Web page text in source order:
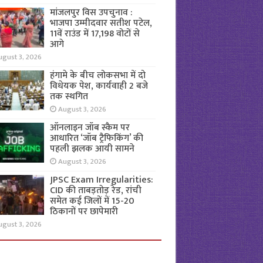
मांजलपुर विस उपचुनाव :
भाजपा उम्मीदवार सतीश पटेल,
11वें राउंड में 17,198 वोटों से
आगे
3, 2026
हंगामे के बीच लोकसभा में दो
विधेयक पेश, कार्यवाही 2 बजे
तक स्थगित
August 3, 2026
ऑनलाइन जॉब स्कैम पर
आधारित ‘जॉब ट्रैफिकिंग’ की
पहली झलक आयी सामने
August 3, 2026
JPSC Exam Irregularities:
CID की ताबड़तोड़ रेड, रांची
समेत कई जिलों में 15-20
ठिकानों पर छापेमारी
3, 2026